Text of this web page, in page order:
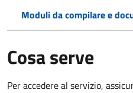
Moduli da compilare e
Cosa serve
Per accedere al servizio,